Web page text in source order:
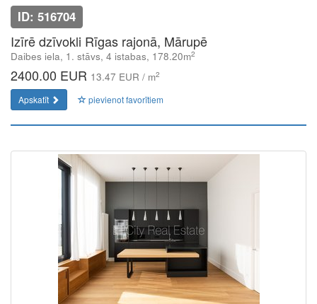
ID: 516704
Izīrē dzīvokli Rīgas rajonā, Mārupē
Daibes iela, 1. stāvs, 4 istabas, 178.20m2
2400.00 EUR 13.47 EUR / m2
Apskatīt pievienot favorītiem